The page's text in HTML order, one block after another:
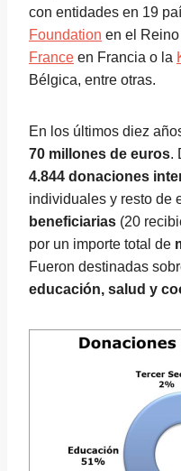
con entidades en 19
Foundation en el
France en Francia o la
Bélgica, entre otras.
En los últimos diez
70 millones de euros.
4.844 donaciones
individuales y resto de
beneficiarias (20
por un importe total de
Fueron destinadas
educación, salud y